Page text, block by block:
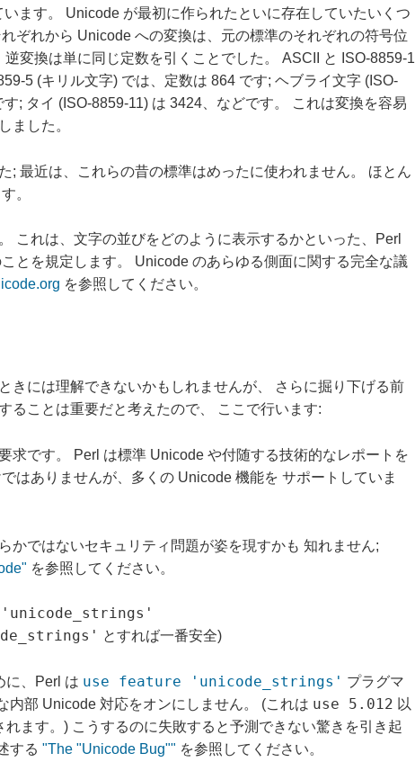
ます。 Unicode が最初に作られたといに存在していたいくつ
ぞれから Unicode への変換は、元の標準のそれぞれの符号位
変換は単に同じ定数を引くことでした。 ASCII と ISO-8859-1
5 (キリル文字) では、定数は 864 です; ヘブライ文字 (ISO-
; タイ (ISO-8859-11) は 3424、などです。 これは変換を容易
ました。
; 最近は、これらの昔の標準はめったに使われません。 ほとん
。
これは、文字の並びをどのように表示するかといった、Perl
とを規定します。 Unicode のあらゆる側面に関する完全な議
を参照してください。
きには理解できないかもしれませんが、 さらに掘り下げる前
ることは重要だと考えたので、 ここで行います:
求です。 Perl は標準 Unicode や付随する技術的なレポートを
はありませんが、多くの Unicode 機能を サポートしていま
かではないセキュリティ問題が姿を現すかも 知れません;
を参照してください。
とすれば一番安全)
に、Perl は use feature 'unicode_strings' プラグマ
内部 Unicode 対応をオンにしません。 (これは use 5.012 以
れます。) こうするのに失敗すると予測できない驚きを引き起
する"The "Unicode Bug"" を参照してください。